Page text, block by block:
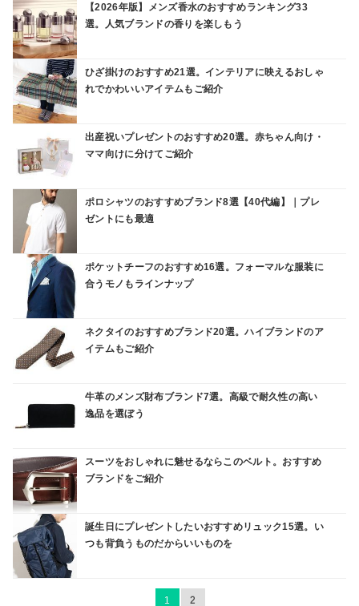
【2026年版】メンズ香水のおすすめランキング33
選。人気ブランドの香りを楽しもう
ひざ掛けのおすすめ21選。インテリアに映えるおしゃ
れでかわいいアイテムもご紹介
出産祝いプレゼントのおすすめ20選。赤ちゃん向け・
ママ向けに分けてご紹介
ポロシャツのおすすめブランド8選【40代編】｜プレ
ゼントにも最適
ポケットチーフのおすすめ16選。フォーマルな服装に
合うモノもラインナップ
ネクタイのおすすめブランド20選。ハイブランドのア
イテムもご紹介
牛革のメンズ財布ブランド7選。高級で耐久性の高い
逸品を選ぼう
スーツをおしゃれに魅せるならこのベルト。おすすめ
ブランドをご紹介
誕生日にプレゼントしたいおすすめリュック15選。い
つも背負うものだからいいものを
1 2